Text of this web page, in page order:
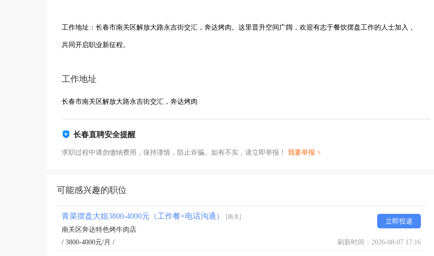
工作地址：长春市南关区解放大路永吉街交汇，奔达烤肉。这里晋升空间广阔，欢迎有志于餐饮摆盘工作的人士加入，
共同开启职业新征程。
工作地址
长春市南关区解放大路永吉街交汇，奔达烤肉
长春直聘安全提醒
求职过程中请勿缴纳费用，保持谨慎，防止诈骗。如有不实，请立即举报！ 我要举报 >
可能感兴趣的职位
青菜摆盘大姐3800-4000元（工作餐+电话沟通） [南关]
立即投递
南关区奔达特色烤牛肉店
/ 3800-4000元/月 /
刷新时间：2026-08-07 17:16